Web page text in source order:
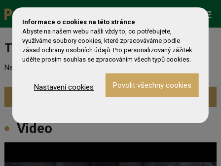
Zobrazit více »
Turnaj nebyl nalezen
Nebyl nalezen odpovídající turnaj. Prevděpodobně již skončil.
Zobrazit aktuální turnaje »
Video
Informace o cookies na této stránce
Abyste na našem webu našli vždy to, co potřebujete,
využíváme soubory cookies, které zpracováváme podle
zásad ochrany osobních údajů. Pro personalizovaný zážitek
udělte prosím souhlas se zpracováním všech typů cookies.
Nastavení cookies